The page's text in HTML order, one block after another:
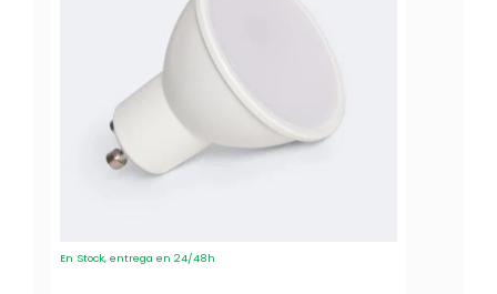
En Stock, entrega en 24/48h